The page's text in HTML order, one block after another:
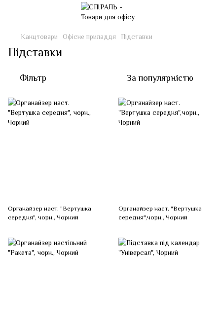
Канцтовари Офісне приладдя Підставки
Підставки
Фільтр За популярністю
Органайзер наст. "Вертушка
середня", чорн., Чорний
Органайзер наст. "Вертушка
середня",чорн., Чорний